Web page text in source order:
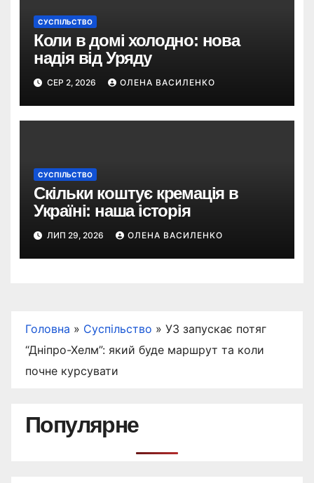
СУСПІЛЬСТВО
Коли в домі холодно: нова
надія від Уряду
СЕР 2, 2026 ОЛЕНА ВАСИЛЕНКО
СУСПІЛЬСТВО
Скільки коштує кремація в
Україні: наша історія
ЛИП 29, 2026 ОЛЕНА ВАСИЛЕНКО
Головна » Суспільство » УЗ запускає потяг
“Дніпро-Хелм”: який буде маршрут та коли
почне курсувати
Популярне